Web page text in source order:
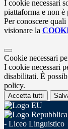
I cookie necessari
piattaforma e non
Per conoscere
visionare la
Cookie necessari
I cookie necessari
disabilitati. È
policy.
Accetta tutti
- Liceo Linguistico